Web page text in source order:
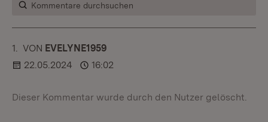
Kommentare durchsuchen
1. KOMMENTAR
VON :EVELYNE1959
22.05.2024
16:02
Dieser Kommentar wurde durch den Nutzer gelöscht.